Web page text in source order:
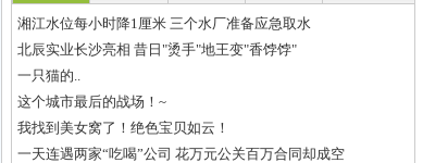
湘江水位每小时降1厘米 三个水厂准备应急取水
北辰实业长沙亮相 昔日"烫手"地王变"香饽饽"
一只猫的..
这个城市最后的战场！~
我找到美女窝了！绝色宝贝如云！
一天连遇两家“吃喝”公司 花万元公关百万合同却成空